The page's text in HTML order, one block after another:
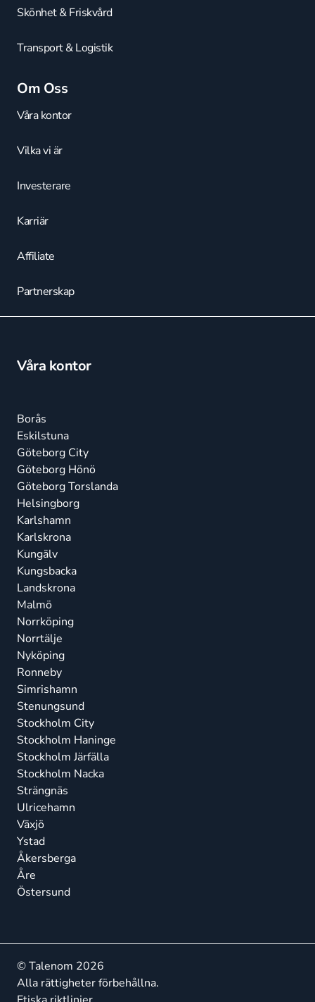
Skönhet & Friskvård
Transport & Logistik
Om Oss
Våra kontor
Vilka vi är
Investerare
Karriär
Affiliate
Partnerskap
Våra kontor
Borås
Eskilstuna
Göteborg City
Göteborg Hönö
Göteborg Torslanda
Helsingborg
Karlshamn
Karlskrona
Kungälv
Kungsbacka
Landskrona
Malmö
Norrköping
Norrtälje
Nyköping
Ronneby
Simrishamn
Stenungsund
Stockholm City
Stockholm Haninge
Stockholm Järfälla
Stockholm Nacka
Strängnäs
Ulricehamn
Växjö
Ystad
Åkersberga
Åre
Östersund
© Talenom 2026
Alla rättigheter förbehållna.